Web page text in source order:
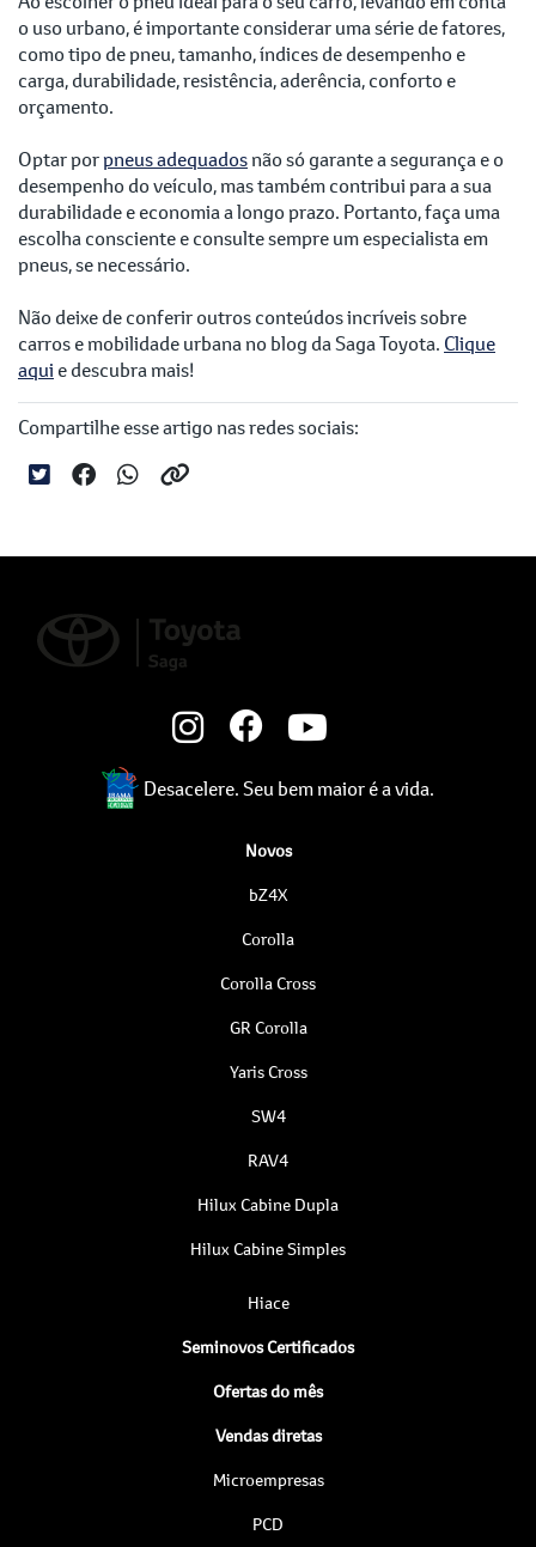
o uso urbano, é importante considerar uma série de fatores,
como tipo de pneu, tamanho, índices de desempenho e
carga, durabilidade, resistência, aderência, conforto e
orçamento.
Optar porpneus adequadosnão só garante a segurança e o
desempenho do veículo, mas também contribui para a sua
durabilidade e economia a longo prazo. Portanto, faça uma
escolha consciente e consulte sempre um especialista em
pneus, se necessário.
Não deixe de conferir outros conteúdos incríveis sobre
carros e mobilidade urbana no blog da Saga Toyota. Clique
aqui e descubra mais!
Compartilhe esse artigo nas redes sociais:
Desacelere. Seu bem maior é a vida.
Novos
bZ4X
Corolla
Corolla Cross
GR Corolla
Yaris Cross
SW4
RAV4
Hilux Cabine Dupla
Hilux Cabine Simples
Hiace
Seminovos Certificados
Ofertas do mês
Vendas diretas
Microempresas
PCD